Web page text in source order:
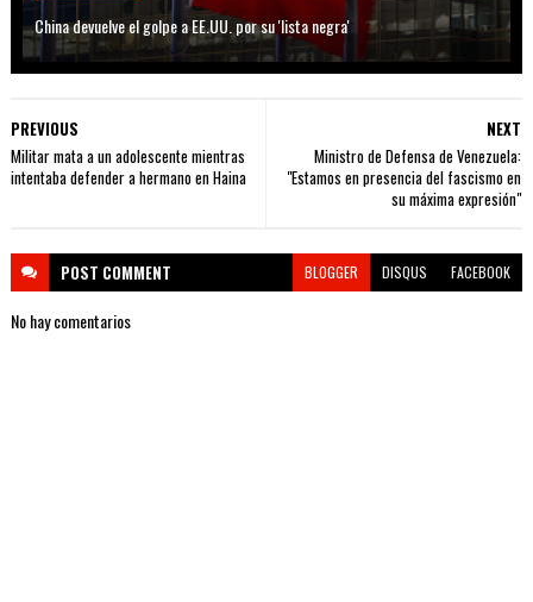
China devuelve el golpe a EE.UU. por su 'lista negra'
NEXT
Ministro de Defensa de Venezuela:
"Estamos en presencia del fascismo en
su máxima expresión"
PREVIOUS
Militar mata a un adolescente mientras
intentaba defender a hermano en Haina
POST COMMENT BLOGGER DISQUS FACEBOOK
No hay comentarios